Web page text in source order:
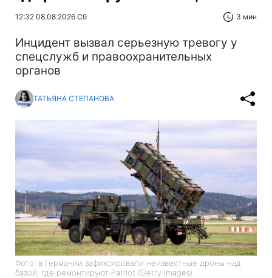
12:32 08.08.2026 Сб 3 мин
Инцидент вызвал серьезную тревогу у
спецслужб и правоохранительных
органов
ТАТЬЯНА СТЕПАНОВА
Фото: в Германии зафиксировали неизвестные дроны над
базой, где ремонтируют Patriot (Getty Images)